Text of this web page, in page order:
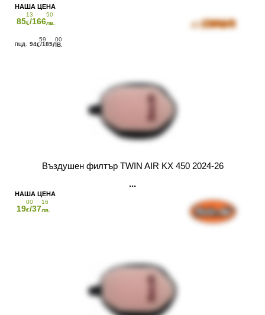
85
13
€/166
50
лв.
94
59
€/185
00
ЛВ.
Въздушен филтър TWIN AIR KX 450 2024-26
19
00
€/37
16
лв.